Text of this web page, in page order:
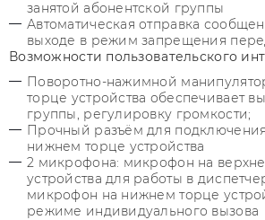
занятой абонентской группы
Автоматическая отправка
выходе в режим запрещения
Возможности пользовательского
Поворотно-нажимной
торце устройства обеспечивает
группы, регулировку громкости;
Прочный разъём для
нижнем торце устройства
2 микрофона: микрофон на
устройства для работы в
микрофон на нижнем торце
режиме индивидуального вызова